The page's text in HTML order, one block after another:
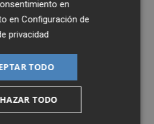
en
enConfiguración de
privacidad
TODO
TODO